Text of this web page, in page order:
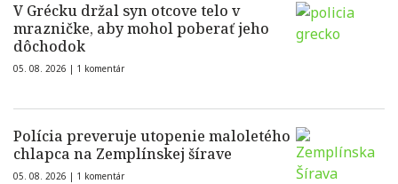
V Grécku držal syn otcove telo v
mrazničke, aby mohol poberať jeho
dôchodok
05. 08. 2026 | 1 komentár
Polícia preveruje utopenie maloletého
chlapca na Zemplínskej šírave
05. 08. 2026 | 1 komentár